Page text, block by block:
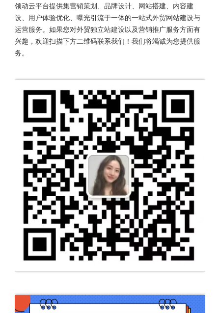
领动云平台提供集营销策划、品牌设计、网站搭建、内容建
设、用户体验优化、曝光引流于一体的一站式外贸网站建设与
运营服务。 如果您对外贸独立站建设以及营销推广服务方面有
兴趣，欢迎扫描下方二维码联系我们！我们将竭诚为您提供服
务。